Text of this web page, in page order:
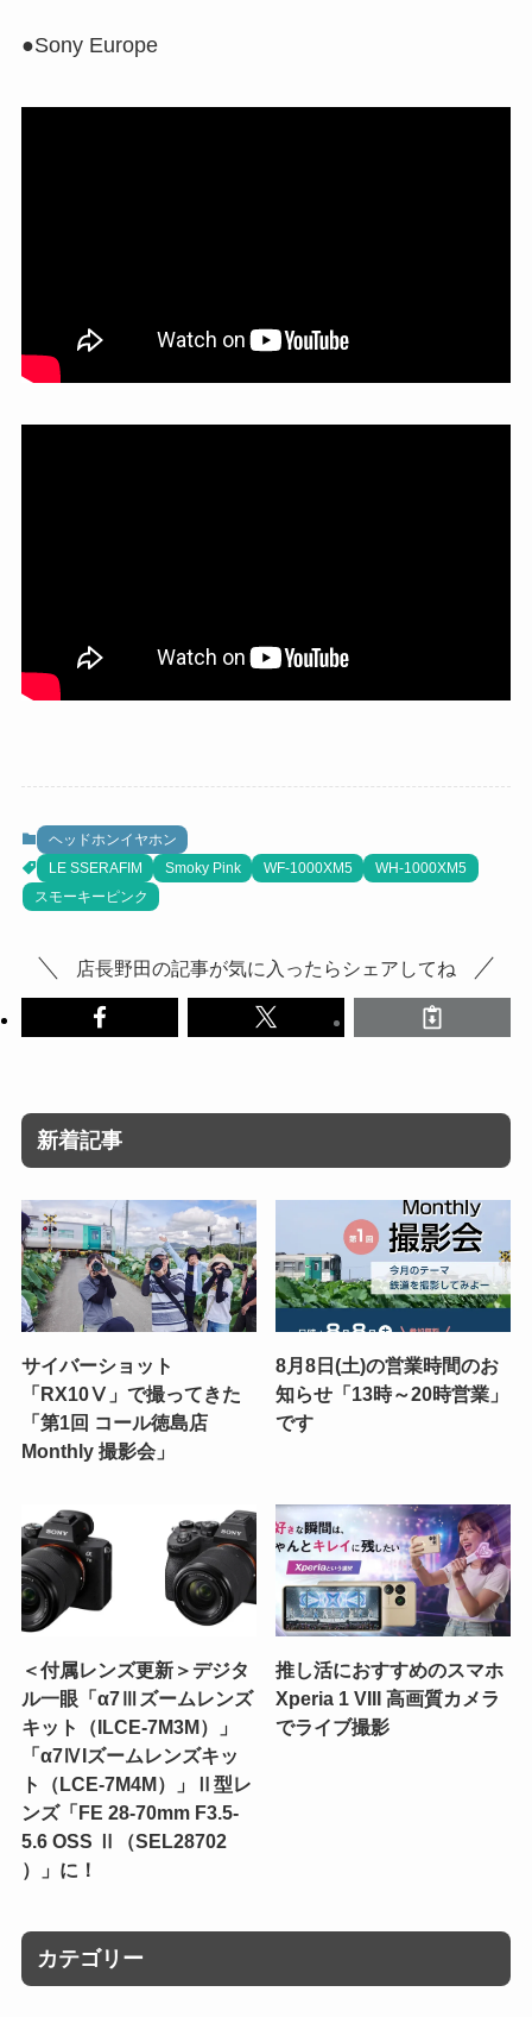
●Sony Europe
ヘッドホンイヤホン
LE SSERAFIM
Smoky Pink WF-1000XM5
WH-1000XM5
スモーキーピンク
店長野田の記事が気に入ったらシェアしてね
新着記事
サイバーショット
「RX10Ⅴ」で撮ってきた
「第1回 コール徳島店
Monthly 撮影会」
8月8日(土)の営業時間のお
知らせ「13時～20時営業」
です
＜付属レンズ更新＞デジタ
ル一眼「α7Ⅲズームレンズ
キット（ILCE-7M3M）」
「α7ⅣIズームレンズキッ
ト（LCE-7M4M）」Ⅱ型レ
ンズ「FE 28-70mm F3.5-
5.6 OSS Ⅱ（SEL28702
）」に！
推し活におすすめのスマホ
Xperia 1 VIII 高画質カメラ
でライブ撮影
カテゴリー